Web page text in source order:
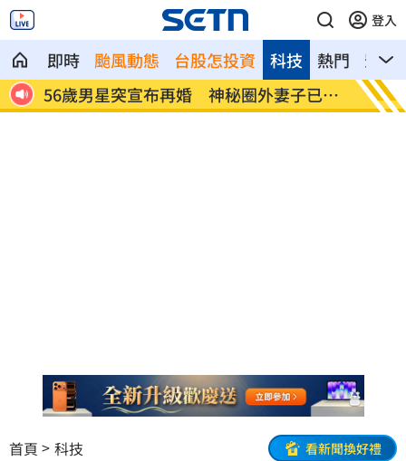
登入
即時 颱風動態 台股怎投資 熱門 影音
科技
內
56歲男星突宣布再婚 神秘圈外妻子已懷
孕
綠5
首頁 科技 看新聞換好禮